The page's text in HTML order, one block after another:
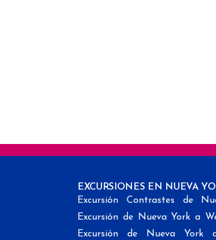
EXCURSIONES EN NUEVA
Excursión Contrastes de
Excursión de Nueva York a
Excursión de Nueva York